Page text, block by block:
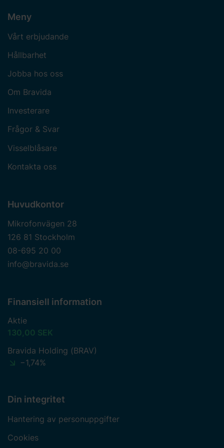
Meny
Vårt erbjudande
Hållbarhet
Jobba hos oss
Om Bravida
Investerare
Frågor & Svar
Visselblåsare
Kontakta oss
Huvudkontor
Mikrofonvägen 28
126 81 Stockholm
08-695 20 00
info@bravida.se
Finansiell information
Aktie
130,00 SEK
Bravida Holding (BRAV)
−1,74%
Din integritet
Hantering av personuppgifter
Cookies